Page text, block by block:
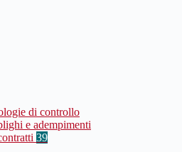
di controllo
e adempimenti
39